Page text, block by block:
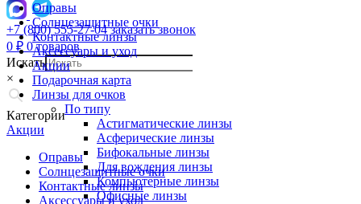
+7 (800) 555-27-04 заказать звонок
0 ₽ 0 товаров
Искать
×
Категории
Акции
Оправы
Солнцезащитные очки
Контактные линзы
Аксессуары и уход
Оправы
Солнцезащитные очки
Контактные линзы
Аксессуары и уход
Акции
Подарочная карта
Линзы для очков
По типу
Астигматические линзы
Асферические линзы
Бифокальные линзы
Для вождения линзы
Компьютерные линзы
Офисные линзы